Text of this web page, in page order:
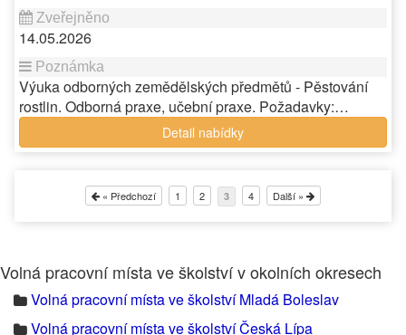
14.05.2026
Výuka odborných zemědělských předmětů - Pěstování
rostlin. Odborná praxe, učební praxe. Požadavky:…
Detail nabídky
« Předchozí 1 2 3 4 Další »
Volná pracovní místa ve školství v okolních okresech
Volná pracovní místa ve školství Mladá Boleslav
Volná pracovní místa ve školství Česká Lípa